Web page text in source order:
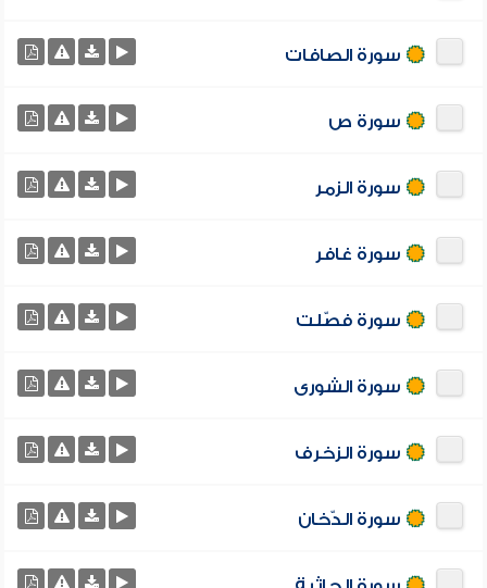
سورة الصافات
سورة ص
سورة الزمر
سورة غافر
سورة فصّلت
سورة الشورى
سورة الزخرف
سورة الدّخان